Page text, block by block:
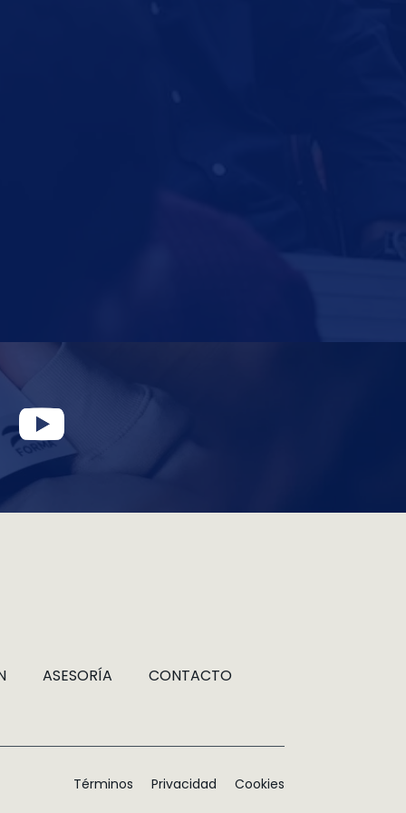
ASESORÍA CONTACTO
Términos Privacidad Cookies